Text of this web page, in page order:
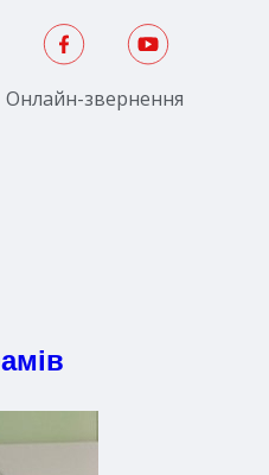
Онлайн-звернення